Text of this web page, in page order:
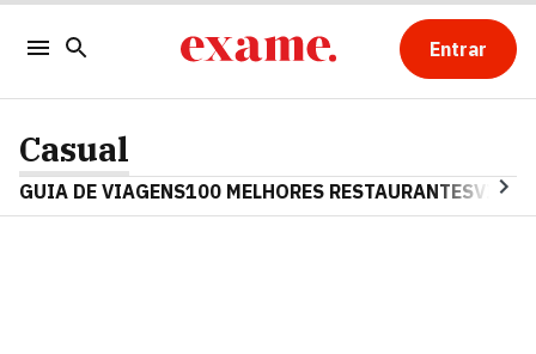
Entrar
Casual
GUIA DE VIAGENS100 MELHORES RESTAURANTES